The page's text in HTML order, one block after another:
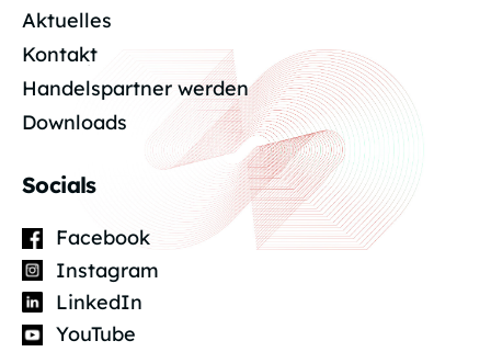
Aktuelles
Kontakt
Handelspartner werden
Downloads
Socials
Facebook
Instagram
LinkedIn
YouTube